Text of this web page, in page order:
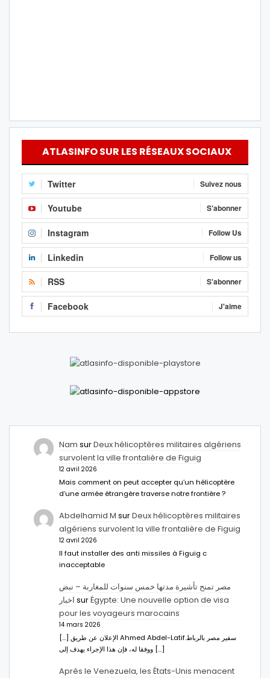
ATLASINFO SUR LES RÉSEAUX SOCIAUX
Twitter Suivez nous
Youtube S'abonner
Instagram Follow Us
Linkedin Follow us
RSS S'abonner
Facebook J'aime
Nam surDeux hélicoptères militaires algériens
survolent la ville frontalière de Figuig
12 avril 2026
Mais comment on peut accepter qu’un hélicoptère
d’une armée étrangère traverse notre frontière ?
Abdelhamid M surDeux hélicoptères militaires
algériens survolent la ville frontalière de Figuig
12 avril 2026
Il faut installer des anti missiles à Figuig c
inacceptable
مصر تمنح تأشيرة مدتها خمس سنوات للمغاربة – نبض
اخبار surÉgypte: Une nouvelle option de visa
pour les voyageurs marocains
14 mars 2026
[…] الإعلان عن طريق Ahmed Abdel-Latifسفير مصر بالرباط.
ووفقا له، فإن هذا الإجراء يهدف إلى […]
Après le Venezuela, les États-Unis menacent